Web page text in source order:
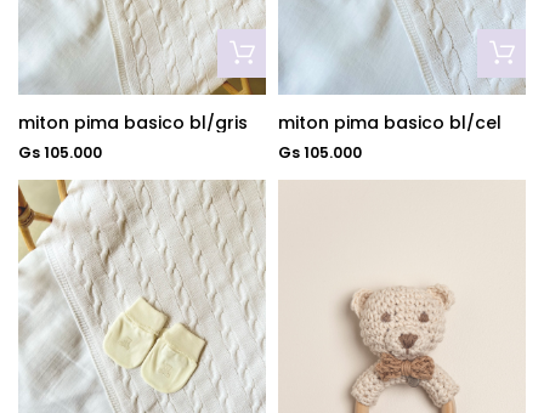
miton pima basico bl/gris
Gs 105.000
miton pima basico bl/cel
Gs 105.000